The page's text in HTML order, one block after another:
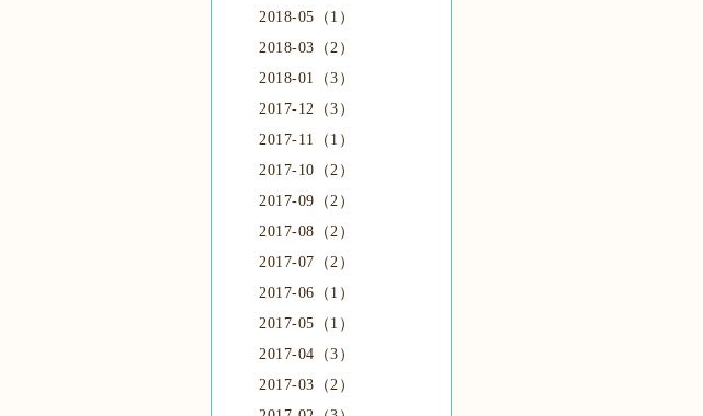
2018-05（1）
2018-03（2）
2018-01（3）
2017-12（3）
2017-11（1）
2017-10（2）
2017-09（2）
2017-08（2）
2017-07（2）
2017-06（1）
2017-05（1）
2017-04（3）
2017-03（2）